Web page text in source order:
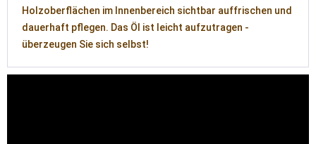
Holzoberflächen im Innenbereich sichtbar auffrischen und
dauerhaft pflegen. Das Öl ist leicht aufzutragen -
überzeugen Sie sich selbst!